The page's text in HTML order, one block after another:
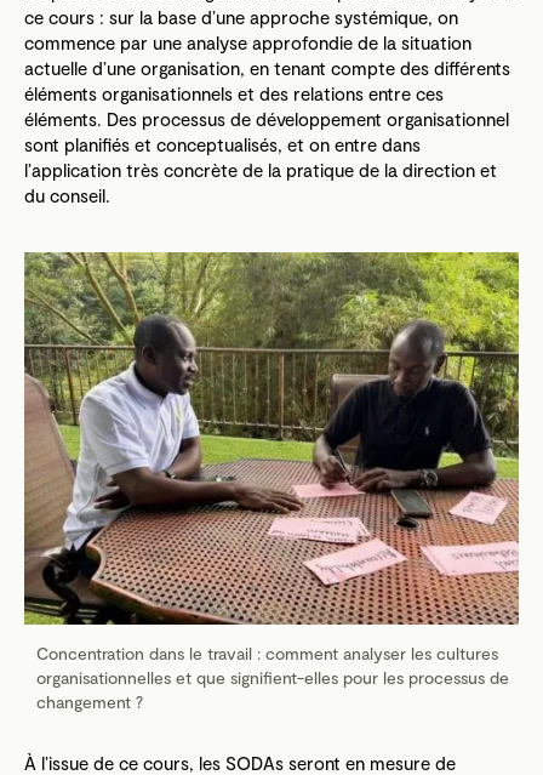
ce cours : sur la base d’une approche systémique, on
commence par une analyse approfondie de la situation
actuelle d’une organisation, en tenant compte des différents
éléments organisationnels et des relations entre ces
éléments. Des processus de développement organisationnel
sont planifiés et conceptualisés, et on entre dans
l’application très concrète de la pratique de la direction et
du conseil.
Concentration dans le travail : comment analyser les cultures
organisationnelles et que signifient-elles pour les processus de
changement ?
À l’issue de ce cours, les SODAs seront en mesure de